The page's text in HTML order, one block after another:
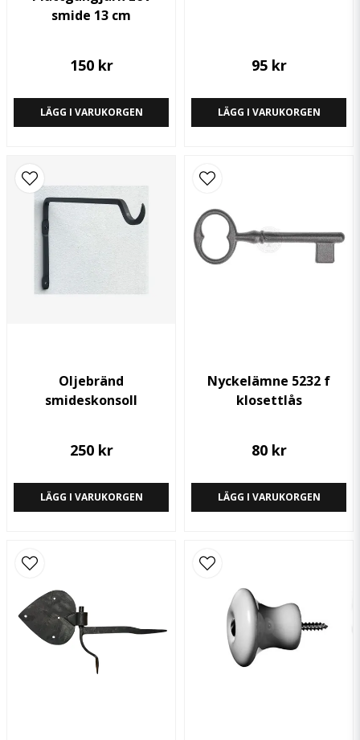
smide 13 cm
150 kr
LÄGG I VARUKORGEN
95 kr
LÄGG I VARUKORGEN
Oljebränd
smideskonsoll
250 kr
LÄGG I VARUKORGEN
Nyckelämne 5232 f
klosettlås
80 kr
LÄGG I VARUKORGEN